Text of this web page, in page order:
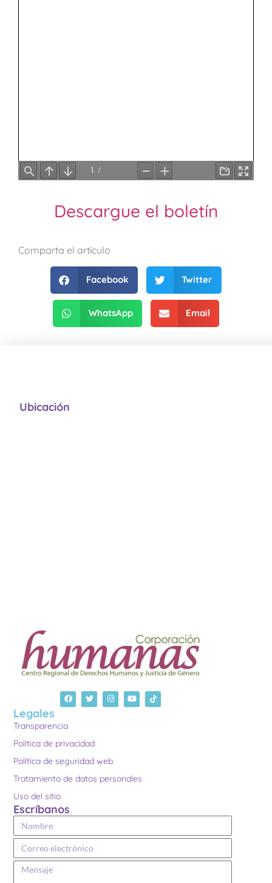
Descargue el boletín
Comparta el artículo
Facebook Twitter
WhatsApp Email
Legales
Transparencia
Política de privacidad
Política de seguridad web
Tratamiento de datos personales
Uso del sitio
Escríbanos
Ubicación